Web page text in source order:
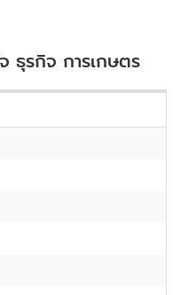
ธุรกิจ การเกษตร